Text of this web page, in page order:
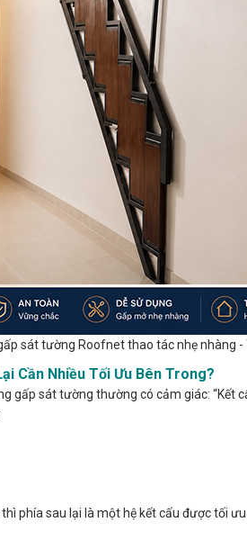
sát tường Roofnet thao tác nhẹ nhàng -
Cần Nhiều Tối Ưu Bên Trong?
gấp sát tường thường có cảm giác: “Kết
phía sau lại là một hệ kết cấu được tối ưu